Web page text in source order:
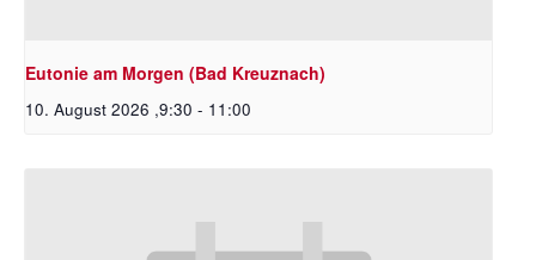
Eutonie am Morgen (Bad Kreuznach)
10. August 2026 ,9:30 - 11:00